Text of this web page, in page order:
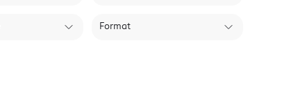
Format